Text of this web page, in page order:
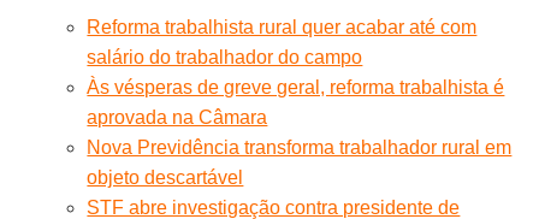
Reforma trabalhista rural quer acabar até com
salário do trabalhador do campo
Às vésperas de greve geral, reforma trabalhista é
aprovada na Câmara
Nova Previdência transforma trabalhador rural em
objeto descartável
STF abre investigação contra presidente de